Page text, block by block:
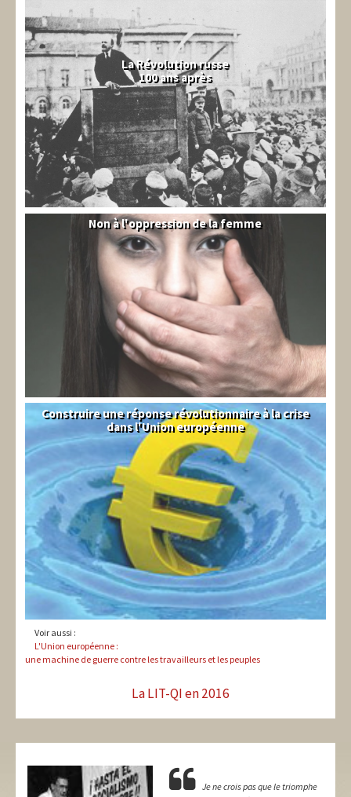
La Révolution russe
100 ans après
Syrie
Non à l'oppression de la femme
Syndical
Construire une réponse révolutionnaire à la crise
dans l'Union européenne
Voir aussi :
L'Union européenne :
une machine de guerre contre les travailleurs et les peuples
La LIT-QI en 2016
Je ne crois pas que le triomphe